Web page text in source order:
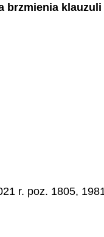
brzmienia
r. poz. 1805,